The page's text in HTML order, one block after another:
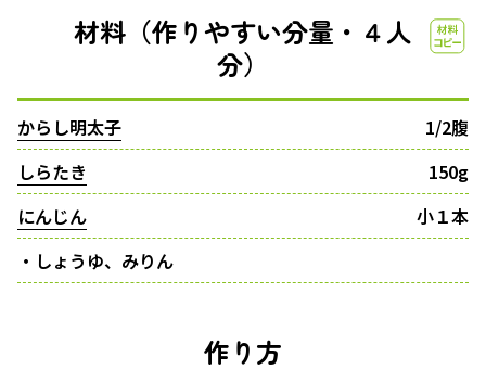
材料（作りやすい分量・４人
分）
からし明太子
1/2腹
しらたき
150g
にんじん
小１本
・しょうゆ、みりん
作り方